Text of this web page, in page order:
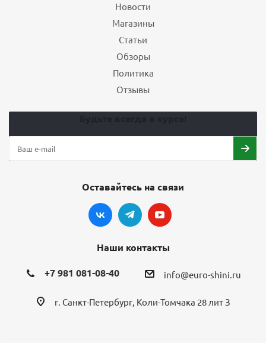
Новости
Магазины
Статьи
Обзоры
Политика
Отзывы
Оставайтесь на связи
Наши контакты
+7 981 081-08-40 info@euro-shini.ru
г. Санкт-Петербург, Коли-Томчака 28 лит З